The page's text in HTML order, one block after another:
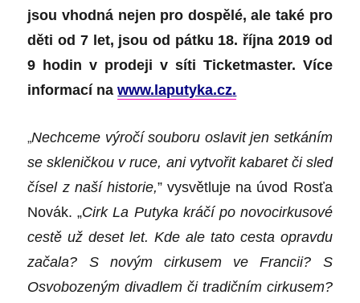
jsou vhodná nejen pro dospělé, ale také pro
děti od 7 let, jsou od pátku 18. října 2019 od
9 hodin v prodeji v síti Ticketmaster. Více
informací nawww.laputyka.cz.
„Nechceme výročí souboru oslavit jen setkáním
se skleničkou v ruce, ani vytvořit kabaret či sled
čísel z naší historie,” vysvětluje na úvod Rosťa
Novák. „Cirk La Putyka kráčí po novocirkusové
cestě už deset let. Kde ale tato cesta opravdu
začala? S novým cirkusem ve Francii? S
Osvobozeným divadlem či tradičním cirkusem?